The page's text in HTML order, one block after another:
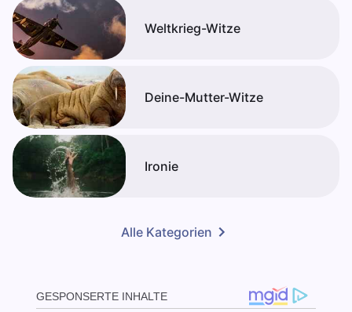
Weltkrieg-Witze
Deine-Mutter-Witze
Ironie
Alle Kategorien